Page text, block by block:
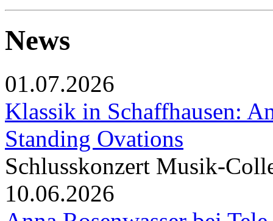
News
01.07.2026
Klassik in Schaffhausen:
Standing Ovations
Schlusskonzert Musik-
10.06.2026